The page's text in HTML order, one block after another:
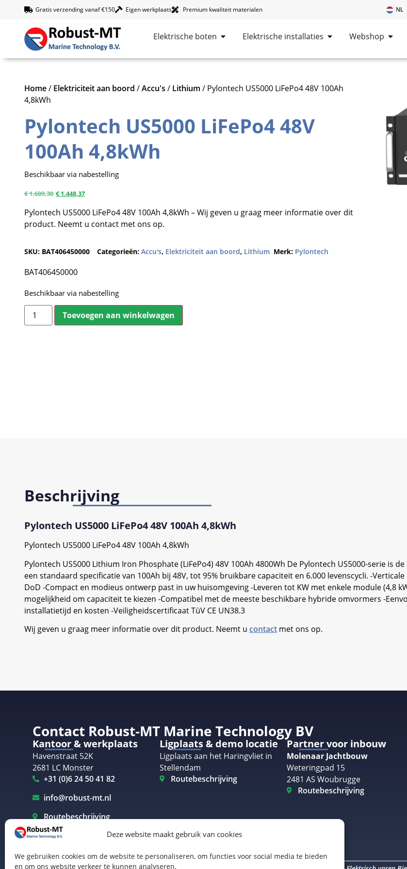
Deze website maakt gebruik van cookies
We gebruiken cookies om de website te personaliseren, om functies voor social media te bieden
en om ons website verkeer te kunnen analyseren.
Gratis verzending vanaf €150 Eigen werkplaats Premium kwaliteit materialen NL
Elektrische boten Elektrische installaties Webshop
Home/ Elektriciteit aan boord /Accu's / Lithium / Pylontech US5000 LiFePo4 48V 100Ah
4,8kWh
Pylontech US5000 LiFePo4 48V
100Ah 4,8kWh
Beschikbaar via nabestelling
€1.609,30 €1.448,37
Pylontech US5000 LiFePo4 48V 100Ah 4,8kWh – Wij geven u graag meer informatie over dit
product. Neemt u contact met ons op.
SKU: BAT406450000 Categorieën: Accu's, Elektriciteit aan boord, Lithium Merk: Pylontech
BAT406450000
Beschikbaar via nabestelling
Toevoegen aan winkelwagen
Beschrijving
Pylontech US5000 LiFePo4 48V 100Ah 4,8kWh
Pylontech US5000 LiFePo4 48V 100Ah 4,8kWh
Pylontech US5000 Lithium Iron Phosphate (LiFePo4) 48V 100Ah 4800Wh De Pylontech US5000-serie is
een standaard specificatie van 100Ah bij 48V, tot 95% bruikbare capaciteit en 6.000 levenscycli. -
DoD -Compact en modieus ontwerp past in uw huisomgeving -Leveren tot KW met enkele module (4,8
mogelijkheid om capaciteit te kiezen -Compatibel met de meeste beschikbare hybride omvormers -
installatietijd en kosten -Veiligheidscertificaat TüV CE UN38.3
Wij geven u graag meer informatie over dit product. Neemt u contact met ons op.
Contact Robust-MT Marine Technology BV
Kantoor & werkplaats
Havenstraat 52K
2681 LC Monster
+31 (0)6 24 50 41 82
info@robust-mt.nl
Routebeschrijving
Ligplaats & demo locatie
Ligplaats aan het Haringvliet in
Stellendam
Routebeschrijving
Partner voor inbouw
Molenaar Jachtbouw
Weteringpad 15
2481 AS Woubrugge
Routebeschrijving